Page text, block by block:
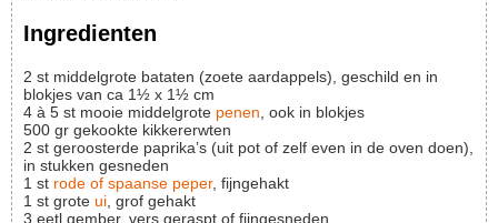
Ingredienten
2 st middelgrote bataten (zoete aardappels), geschild en in
blokjes van ca 1½ x 1½ cm
4 à 5 st mooie middelgrote penen , ook in blokjes
500 gr gekookte kikkererwten
2 st geroosterde paprika’s (uit pot of zelf even in de oven doen),
in stukken gesneden
1 st rode of spaanse peper, fijngehakt
1 st grote ui , grof gehakt
3 eetl gember, vers geraspt of fijngesneden